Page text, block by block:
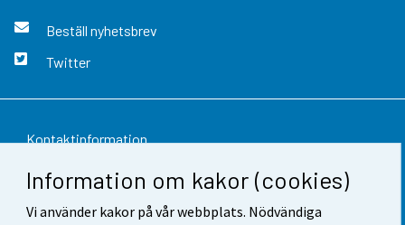
Information om kakor (cookies)
Vi använder kakor på vår webbplats. Nödvändiga
Beställ nyhetsbrev
Twitter
Kontaktinformation
Respons
Användarvillkor